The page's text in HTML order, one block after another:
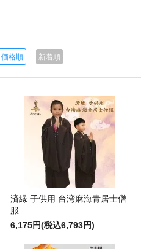
価格順 新着順
済縁 子供用 台湾麻海青居士僧
服
6,175円(税込6,793円)